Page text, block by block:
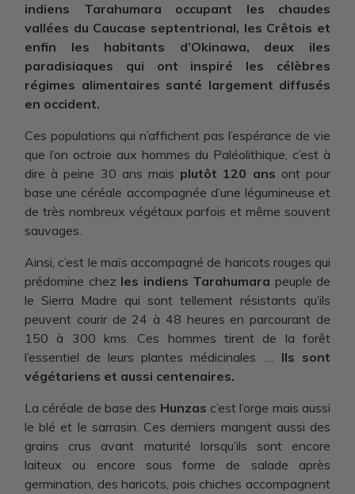
indiens Tarahumara occupant les chaudes
vallées du Caucase septentrional, les Crêtois et
enfin les habitants d’Okinawa, deux iles
paradisiaques qui ont inspiré les célèbres
régimes alimentaires santé largement diffusés
en occident.
Ces populations qui n’affichent pas l’espérance de vie
que l’on octroie aux hommes du Paléolithique, c’est à
dire à peine 30 ans mais plutôt 120 ans ont pour
base une céréale accompagnée d’une légumineuse et
de très nombreux végétaux parfois et même souvent
sauvages.
Ainsi, c’est le maïs accompagné de haricots rouges qui
prédomine chez les indiens Tarahumara peuple de
le Sierra Madre qui sont tellement résistants qu’ils
peuvent courir de 24 à 48 heures en parcourant de
150 à 300 kms. Ces hommes tirent de la forêt
l’essentiel de leurs plantes médicinales …. Ils sont
végétariens et aussi centenaires.
La céréale de base des Hunzas c’est l’orge mais aussi
le blé et le sarrasin. Ces derniers mangent aussi des
grains crus avant maturité lorsqu’ils sont encore
laiteux ou encore sous forme de salade après
germination, des haricots, pois chiches accompagnent